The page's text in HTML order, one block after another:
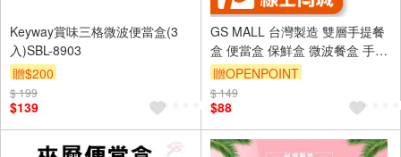
Keyway賞味三格微波便當盒(3
入)SBL-8903
贈$200
$ 199
$139
GS MALL 台灣製造 雙層手提餐
盒 便當盒 保鮮盒 微波餐盒 手提
便當盒 雙層便當盒 手提餐盒 雙
層餐盒
贈OPENPOINT
$ 149
$88